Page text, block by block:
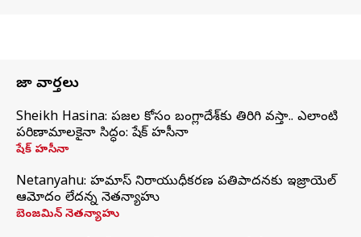
తాజా వార్తలు
Sheikh Hasina: ప్రజల కోసం బంగ్లాదేశ్‌కు తిరిగి వస్తా.. ఎలాంటి
పరిణామాలకైనా సిద్ధం: షేక్ హసీనా
షేక్ హసీనా
Netanyahu: హమాస్ నిరాయుధీకరణ ప్రతిపాదనకు ఇజ్రాయెల్
ఆమోదం లేదన్న నెతన్యాహు
బెంజమిన్ నెతన్యాహు